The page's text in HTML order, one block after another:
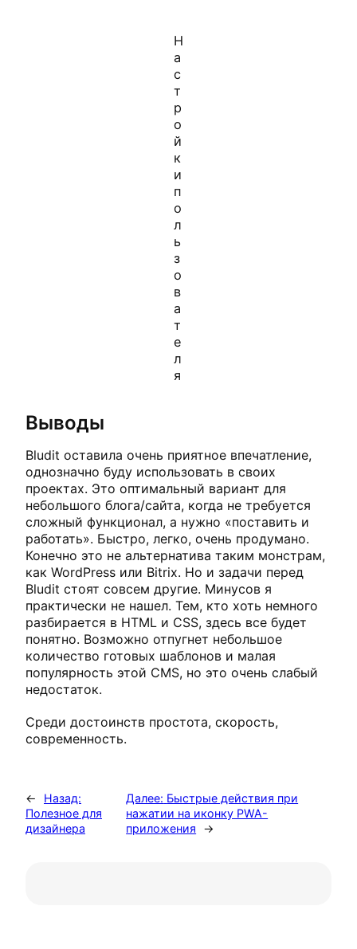
Н
а
с
т
р
о
й
к
и
п
о
л
ь
з
о
в
а
т
е
л
я
Выводы
Bludit оставила очень приятное впечатление,
однозначно буду использовать в своих
проектах. Это оптимальный вариант для
небольшого блога/сайта, когда не требуется
сложный функционал, а нужно «поставить и
работать». Быстро, легко, очень продумано.
Конечно это не альтернатива таким монстрам,
как WordPress или Bitrix. Но и задачи перед
Bludit стоят совсем другие. Минусов я
практически не нашел. Тем, кто хоть немного
разбирается в HTML и CSS, здесь все будет
понятно. Возможно отпугнет небольшое
количество готовых шаблонов и малая
популярность этой CMS, но это очень слабый
недостаток.
Среди достоинств простота, скорость,
современность.
←
Назад:
Полезное для
дизайнера
Далее: Быстрые действия при
нажатии на иконку PWA-
приложения
→